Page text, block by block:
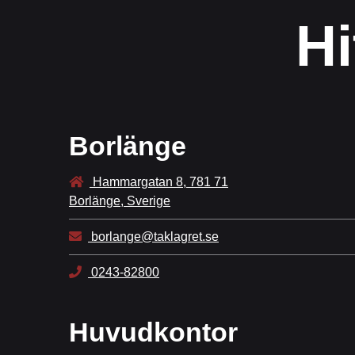
Borlänge
Hammargatan 8, 781 71
Borlänge, Sverige
borlange@taklagret.se
0243-82800
Huvudkontor